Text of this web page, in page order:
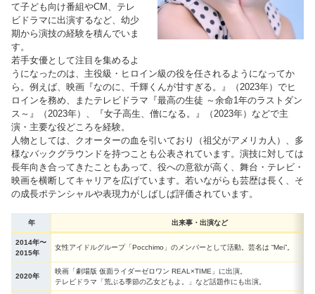
て子ども向け番組やCM、テレ
ビドラマに出演するなど、幼少
期から演技の経験を積んでいま
す。
若手女優として注目を集めるよ
うになったのは、主役級・ヒロイン級の役を任されるようになってか
ら。例えば、映画『なのに、千輝くんが甘すぎる。』（2023年）でヒ
ロインを務め、またテレビドラマ『最高の生徒 ～余命1年のラストダン
ス～』（2023年）、『女子高生、僧になる。』（2023年）などで主
演・主要な役どころを経験。
人物としては、クオーターの血を引いており（祖父がアメリカ人）、多
様なバックグラウンドを持つことも公表されています。演技に対しては
長年向き合ってきたこともあって、役への意欲が高く、舞台・テレビ・
映画を横断してキャリアを広げています。若いながらも芸歴は長く、そ
の成長ポテンシャルや表現力がしばしば評価されています。
年 出来事・出演など
2014年〜
2015年
女性アイドルグループ「Pocchimo」のメンバーとして活動。芸名は “Mei”。
2020年
映画「劇場版 仮面ライダーゼロワン REAL×TIME」に出演。
テレビドラマ「荒ぶる季節の乙女どもよ。」など話題作にも出演。